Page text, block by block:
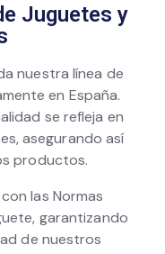
Juguetes y
nuestra línea de
en España.
se refleja en
asegurando así
productos.
las Normas
garantizando
de nuestros